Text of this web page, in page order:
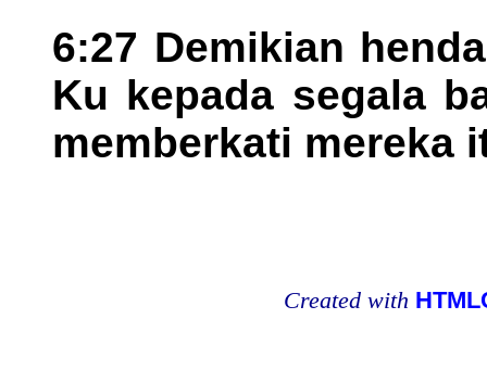
6:27 Demikian
Ku kepada segala
memberkati mereka
Created with